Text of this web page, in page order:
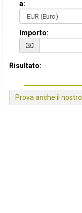
a:
Importo:
Risultato:
Prova anche il nostro